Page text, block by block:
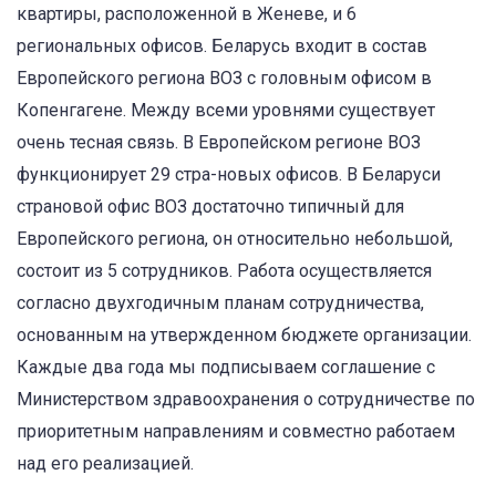
квартиры, расположенной в Женеве, и 6
региональных офисов. Беларусь входит в состав
Европейского региона ВОЗ с головным офисом в
Копенгагене. Между всеми уровнями существует
очень тесная связь. В Европейском регионе ВОЗ
функционирует 29 стра-новых офисов. В Беларуси
страновой офис ВОЗ достаточно типичный для
Европейского региона, он относительно небольшой,
состоит из 5 сотрудников. Работа осуществляется
согласно двухгодичным планам сотрудничества,
основанным на утвержденном бюджете организации.
Каждые два года мы подписываем соглашение с
Министерством здравоохранения о сотрудничестве по
приоритетным направлениям и совместно работаем
над его реализацией.